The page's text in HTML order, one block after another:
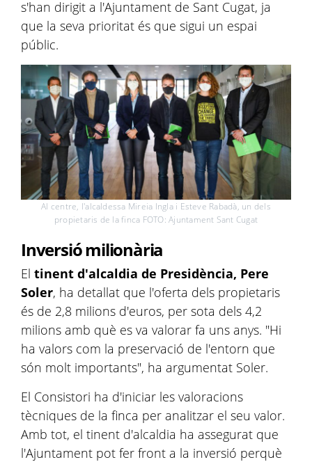
s'han dirigit a l'Ajuntament de Sant Cugat, ja
que la seva prioritat és que sigui un espai
públic.
Al centre, l'alcaldessa Mireia Ingla i Esteve Rabadà, un dels
propietaris de la finca FOTO: Ajuntament Sant Cugat
Inversió milionària
El tinent d'alcaldia de Presidència, Pere
Soler, ha detallat que l'oferta dels propietaris
és de 2,8 milions d'euros, per sota dels 4,2
milions amb què es va valorar fa uns anys. "Hi
ha valors com la preservació de l'entorn que
són molt importants", ha argumentat Soler.
El Consistori ha d'iniciar les valoracions
tècniques de la finca per analitzar el seu valor.
Amb tot, el tinent d'alcaldia ha assegurat que
l'Ajuntament pot fer front a la inversió perquè